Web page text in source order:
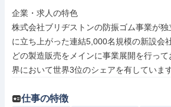
企業・求人の特色
株式会社ブリヂストンの防振ゴム事業が独
に立ち上がった連結5,000名規模の新設会
どの製造販売をメインに事業展開を行っ
界において世界3位のシェアを有しています
仕事の特徴